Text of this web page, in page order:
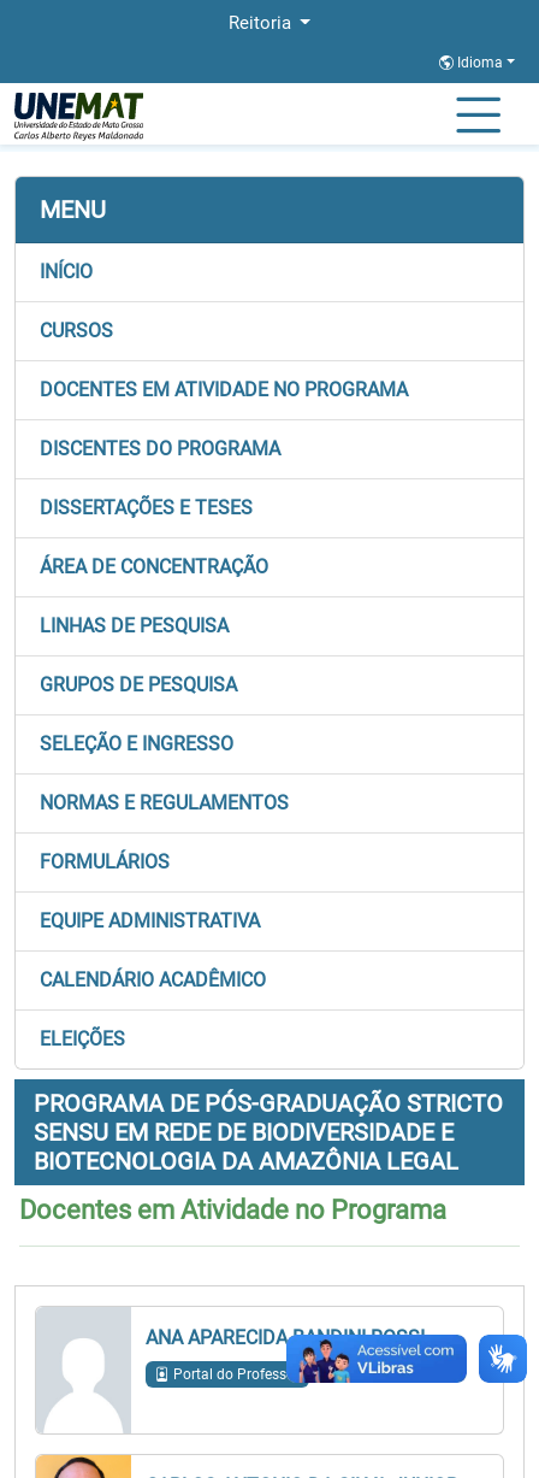
Reitoria
Idioma
Página Inicial
MENU
INÍCIO
CURSOS
DOCENTES EM ATIVIDADE NO PROGRAMA
DISCENTES DO PROGRAMA
DISSERTAÇÕES E TESES
ÁREA DE CONCENTRAÇÃO
LINHAS DE PESQUISA
GRUPOS DE PESQUISA
SELEÇÃO E INGRESSO
NORMAS E REGULAMENTOS
FORMULÁRIOS
EQUIPE ADMINISTRATIVA
CALENDÁRIO ACADÊMICO
ELEIÇÕES
PROGRAMA DE PÓS-GRADUAÇÃO STRICTO
SENSU EM REDE DE BIODIVERSIDADE E
BIOTECNOLOGIA DA AMAZÔNIA LEGAL
Docentes em Atividade no Programa
ANA APARECIDA BANDINI ROSSI
Portal do Professor